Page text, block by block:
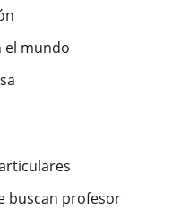
el mundo
buscan profesor